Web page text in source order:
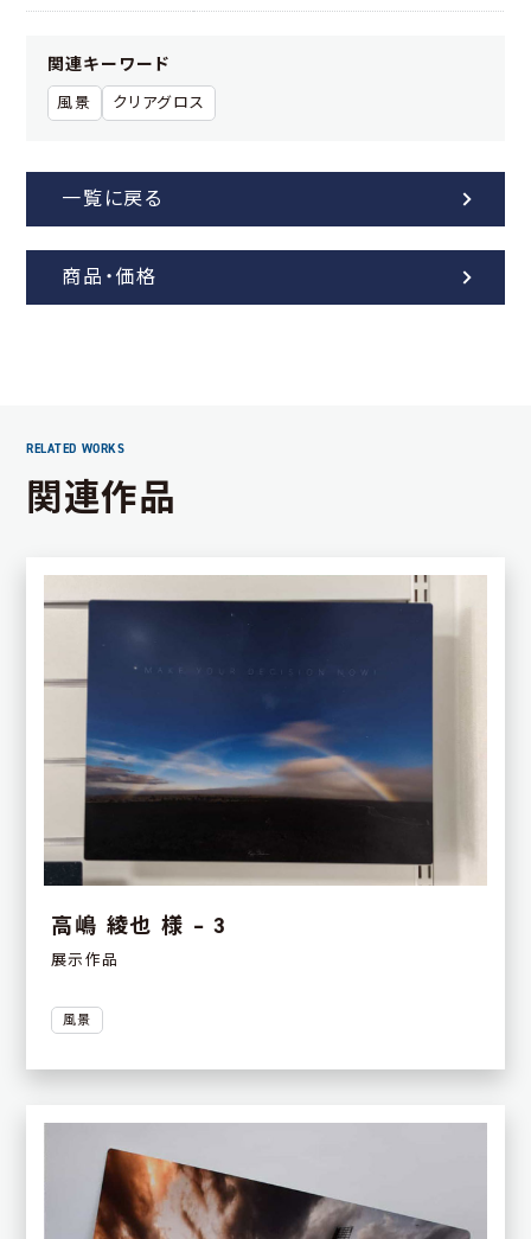
関連キーワード
風景 クリアグロス
一覧に戻る
商品・価格
関連作品
高嶋 綾也 様 – 3
展示作品
風景